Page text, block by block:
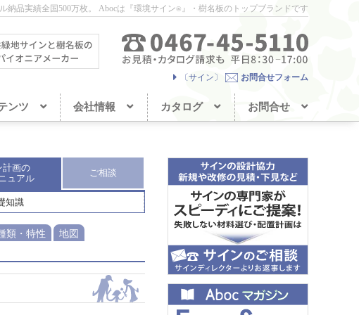
納品実績全国500万枚。 Abocは『環境サイン® 』・樹名板のトップブランドです
〔サイン〕 お問合せフォーム
ンツ 会社情報 カタログ お問合せ
計画の
ュアル
ご相談
知識
類・特性
地図